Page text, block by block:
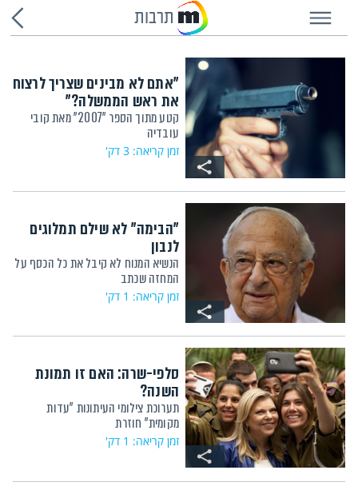
תרבות
"אתם לא מבינים שצריך לרצוח
את ראש הממשלה?"
קטע מתוך הספר "2007" מאת קובי
עובדיה
זמן קריאה: 3 דק'
"הבימה" לא שילם תמלוגים
לנבון
הנשיא המנוח לא קיבל את כל הכסף על
המחזה שכתב
זמן קריאה: 1 דק'
סלפי-שרה: האם זו תמונת
השנה?
תערוכת צילומי העיתונות "עדות
מקומית" חוזרת
זמן קריאה: 1 דק'